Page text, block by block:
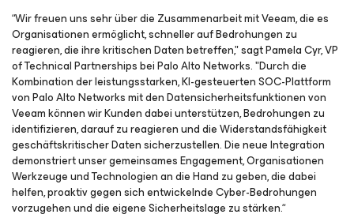
“Wir freuen uns sehr über die Zusammenarbeit mit Veeam, die es
Organisationen ermöglicht, schneller auf Bedrohungen zu
reagieren, die ihre kritischen Daten betreffen," sagt Pamela Cyr, VP
of Technical Partnerships bei Palo Alto Networks. "Durch die
Kombination der leistungsstarken, KI-gesteuerten SOC-Plattform
von Palo Alto Networks mit den Datensicherheitsfunktionen von
Veeam können wir Kunden dabei unterstützen, Bedrohungen zu
identifizieren, darauf zu reagieren und die Widerstandsfähigkeit
geschäftskritischer Daten sicherzustellen. Die neue Integration
demonstriert unser gemeinsames Engagement, Organisationen
Werkzeuge und Technologien an die Hand zu geben, die dabei
helfen, proaktiv gegen sich entwickelnde Cyber-Bedrohungen
vorzugehen und die eigene Sicherheitslage zu stärken.“